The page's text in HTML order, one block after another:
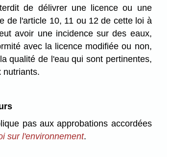
de délivrer une licence ou une
de l'article 10, 11 ou 12 de cette loi à
avoir une incidence sur des eaux,
avec la licence modifiée ou non,
qualité de l'eau qui sont pertinentes,
nutriants.
pas aux approbations accordées
sur l'environnement.